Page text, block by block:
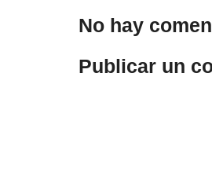
No hay
Publicar un